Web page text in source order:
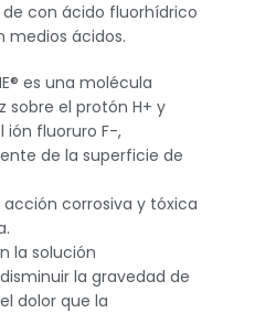
con ácido fluorhídrico
medios ácidos.
es una molécula
sobre el protón H+ y
ión fluoruro F-,
de la superficie de
corrosiva y tóxica
la solución
disminuir la gravedad de
dolor que la